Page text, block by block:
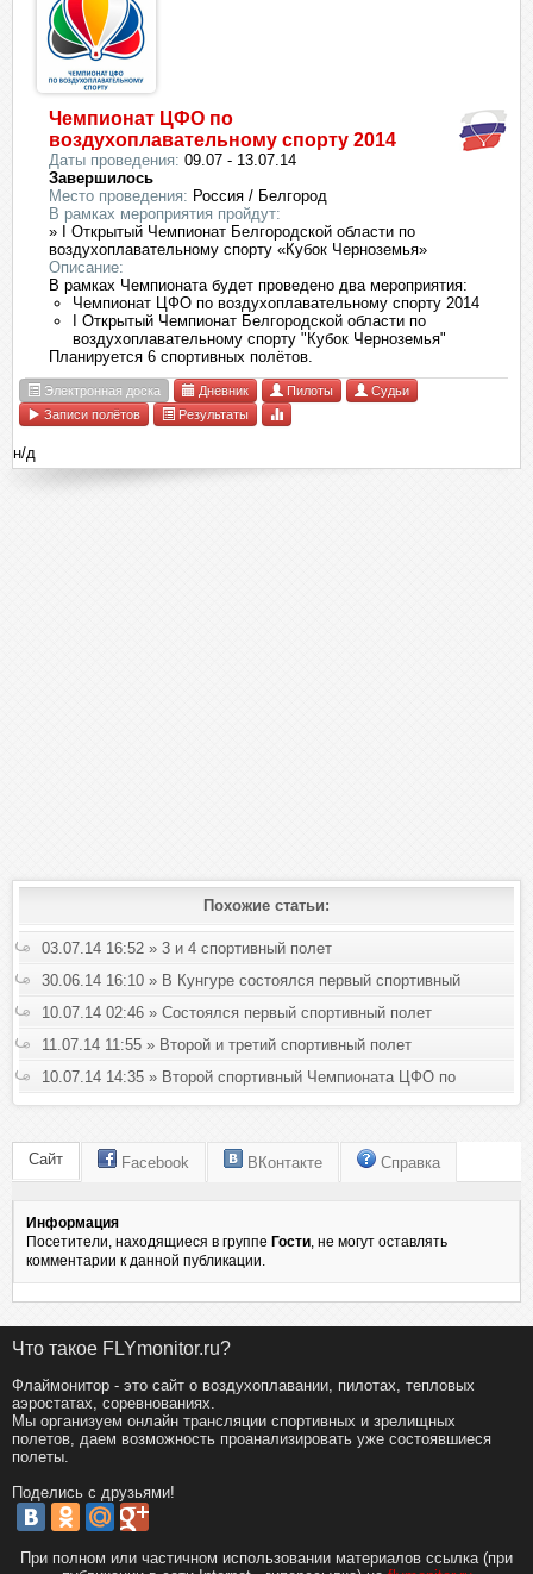
Чемпионат ЦФО по
воздухоплавательному спорту 2014
Даты проведения: 09.07 - 13.07.14
Завершилось
Место проведения: Россия / Белгород
В рамках мероприятия пройдут:
» I Открытый Чемпионат Белгородской области по
воздухоплавательному спорту «Кубок Черноземья»
Описание:
В рамках Чемпионата будет проведено два мероприятия:
Чемпионат ЦФО по воздухоплавательному спорту 2014
I Открытый Чемпионат Белгородской области по
воздухоплавательному спорту "Кубок Черноземья"
Планируется 6 спортивных полётов.
Электронная доска Дневник Пилоты
Судьи
Записи полётов
Результаты
н/д
Похожие статьи:
03.07.14 16:52 » 3 и 4 спортивный полет
30.06.14 16:10 » В Кунгуре состоялся первый спортивный
полет
10.07.14 02:46 » Состоялся первый спортивный полет
Чемпионата ЦФО по возудухооплавательному спорту
11.07.14 11:55 » Второй и третий спортивный полет
10.07.14 14:35 » Второй спортивный Чемпионата ЦФО по
воздухоплавательному спорту
Сайт Facebook ВКонтакте Справка
Информация
Посетители, находящиеся в группе Гости , не могут оставлять
комментарии к данной публикации.
Что такое FLYmonitor.ru?
Флаймонитор - это сайт о воздухоплавании, пилотах, тепловых
аэростатах, соревнованиях.
Мы организуем онлайн трансляции спортивных и зрелищных
полетов, даем возможность проанализировать уже состоявшиеся
полеты.
Поделись с друзьями!
При полном или частичном использовании материалов ссылка (при